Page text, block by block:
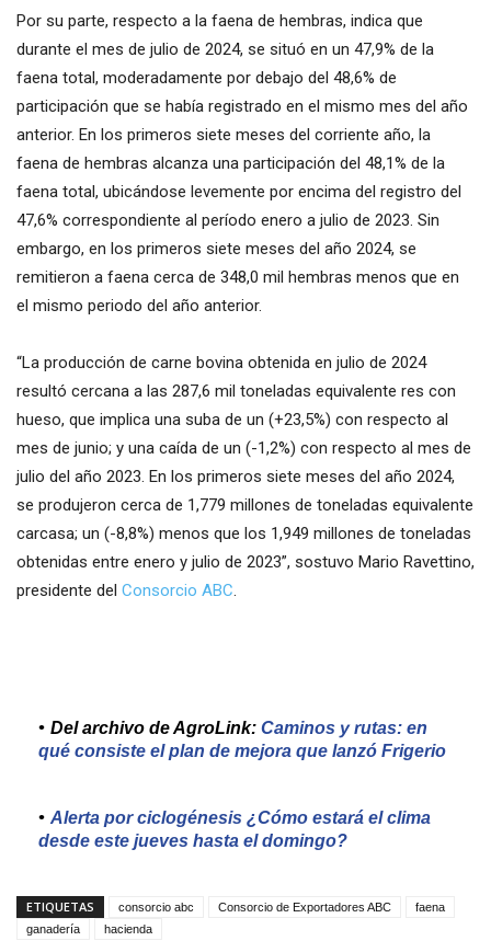
Por su parte, respecto a la faena de hembras, indica que
durante el mes de julio de 2024, se situó en un 47,9% de la
faena total, moderadamente por debajo del 48,6% de
participación que se había registrado en el mismo mes del año
anterior. En los primeros siete meses del corriente año, la
faena de hembras alcanza una participación del 48,1% de la
faena total, ubicándose levemente por encima del registro del
47,6% correspondiente al período enero a julio de 2023. Sin
embargo, en los primeros siete meses del año 2024, se
remitieron a faena cerca de 348,0 mil hembras menos que en
el mismo periodo del año anterior.
“La producción de carne bovina obtenida en julio de 2024
resultó cercana a las 287,6 mil toneladas equivalente res con
hueso, que implica una suba de un (+23,5%) con respecto al
mes de junio; y una caída de un (-1,2%) con respecto al mes de
julio del año 2023. En los primeros siete meses del año 2024,
se produjeron cerca de 1,779 millones de toneladas equivalente
carcasa; un (-8,8%) menos que los 1,949 millones de toneladas
obtenidas entre enero y julio de 2023”, sostuvo Mario Ravettino,
presidente del Consorcio ABC.
Del archivo de AgroLink: Caminos y rutas: en
qué consiste el plan de mejora que lanzó Frigerio
Alerta por ciclogénesis ¿Cómo estará el clima
desde este jueves hasta el domingo?
ETIQUETAS consorcio abc Consorcio de Exportadores ABC
faena
ganadería
hacienda